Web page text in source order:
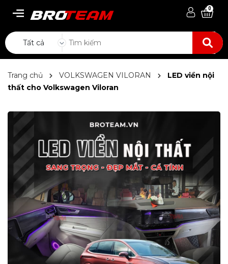
0
Tất cả
Trang chủ VOLKSWAGEN VILORAN
LED viền nội
thất cho Volkswagen Viloran